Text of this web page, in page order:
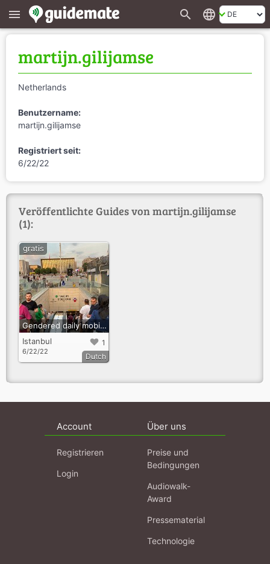
menu search language
martijn.gilijamse
Netherlands
Benutzername:
martijn.gilijamse
Registriert seit:
6/22/22
Veröffentlichte Guides von martijn.gilijamse
(1):
Gendered daily mobility in Beyoglu
1
Istanbul
6/22/22
gratis
Dutch
Account
Registrieren
Login
Über uns
Preise und
Bedingungen
Audiowalk-
Award
Pressematerial
Technologie